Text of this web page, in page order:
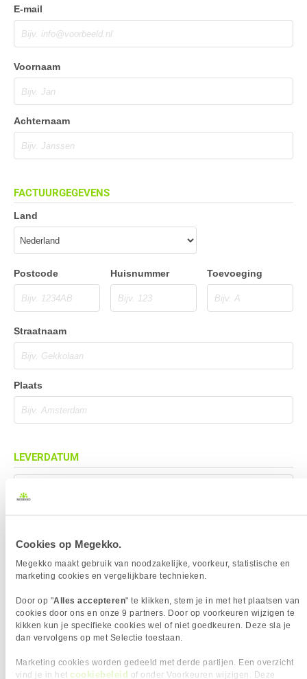
Cookies op Megekko.
Megekko maakt gebruik van noodzakelijke, voorkeur, statistische en
marketing cookies en vergelijkbare technieken.
Door op "Alles accepteren" te klikken, stem je in met het plaatsen van
cookies door ons en onze 9 partners. Door op voorkeuren wijzigen te
kikken kun je specifieke cookies wel of niet goedkeuren. Deze sla je
dan vervolgens op met Selectie toestaan.
Marketing cookies worden gedeeld met derde partijen. Een overzicht
vind je in het cookiebeleid of onder Voorkeuren wijzigen. Deze
E-mail
Voornaam
Achternaam
FACTUURGEGEVENS
Land
Postcode Huisnummer Toevoeging
Straatnaam
Plaats
LEVERDATUM
Mag eerder geleverd worden (indien mogelijk)
BEZORGADRES
Bezorging op alternatief adres
Afhalen op PostNL afhaalpunt